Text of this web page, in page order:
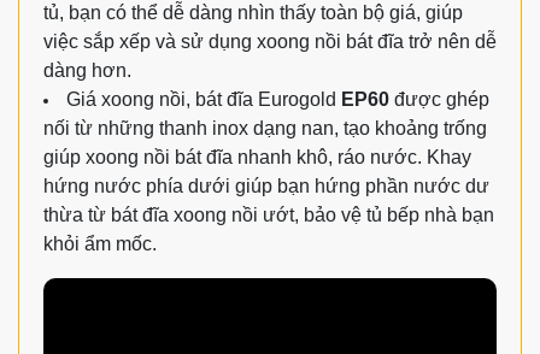
tủ, bạn có thể dễ dàng nhìn thấy toàn bộ giá, giúp
việc sắp xếp và sử dụng xoong nồi bát đĩa trở nên dễ
dàng hơn.
Giá xoong nồi, bát đĩa Eurogold EP60 được ghép
nối từ những thanh inox dạng nan, tạo khoảng trống
giúp xoong nồi bát đĩa nhanh khô, ráo nước. Khay
hứng nước phía dưới giúp bạn hứng phần nước dư
thừa từ bát đĩa xoong nồi ướt, bảo vệ tủ bếp nhà bạn
khỏi ẩm mốc.